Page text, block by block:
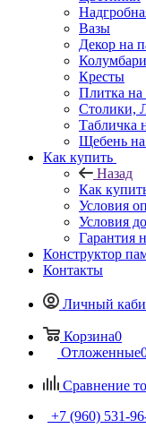
Вазы
Декор на
Кресты
Плитка на
Столики,
Табличка
Щебень
Как купить
Назад
Как
Условия
Условия
Гарантия
Конструктор
Контакты
Личный
Корзина0
Отложенные
Сравнение
+7 (960) 531-